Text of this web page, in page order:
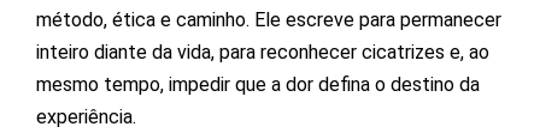
método, ética e caminho. Ele escreve para permanecer
inteiro diante da vida, para reconhecer cicatrizes e, ao
mesmo tempo, impedir que a dor defina o destino da
experiência.